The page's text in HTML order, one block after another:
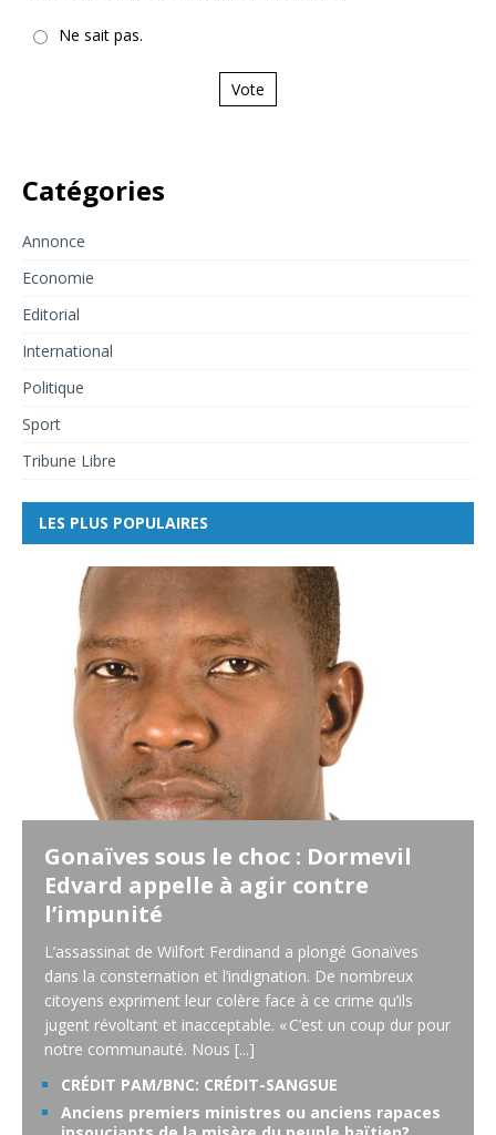
Ne sait pas.
Vote
Catégories
Annonce
Economie
Editorial
International
Politique
Sport
Tribune Libre
LES PLUS POPULAIRES
Gonaïves sous le choc : Dormevil
Edvard appelle à agir contre
l’impunité
L’assassinat de Wilfort Ferdinand a plongé Gonaïves
dans la consternation et l’indignation. De nombreux
citoyens expriment leur colère face à ce crime qu’ils
jugent révoltant et inacceptable. « C’est un coup dur pour
notre communauté. Nous [...]
CRÉDIT PAM/BNC: CRÉDIT-SANGSUE
Anciens premiers ministres ou anciens rapaces